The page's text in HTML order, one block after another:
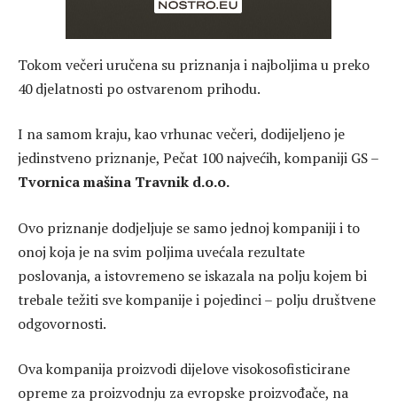
Tokom večeri uručena su priznanja i najboljima u preko
40 djelatnosti po ostvarenom prihodu.
I na samom kraju, kao vrhunac večeri, dodijeljeno je
jedinstveno priznanje, Pečat 100 najvećih, kompaniji GS –
Tvornica mašina Travnik d.o.o.
Ovo priznanje dodjeljuje se samo jednoj kompaniji i to
onoj koja je na svim poljima uvećala rezultate
poslovanja, a istovremeno se iskazala na polju kojem bi
trebale težiti sve kompanije i pojedinci – polju društvene
odgovornosti.
Ova kompanija proizvodi dijelove visokosofisticirane
opreme za proizvodnju za evropske proizvođače, na